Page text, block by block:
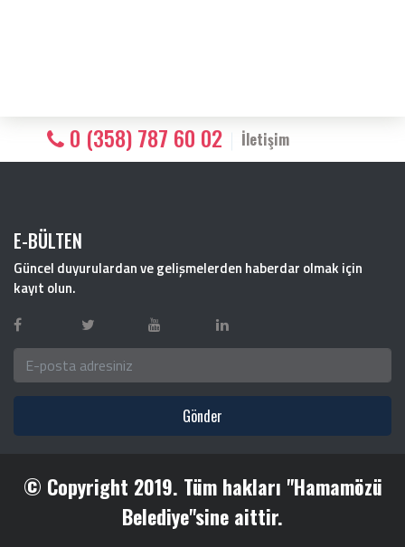
0 (358) 787 60 02 İletişim
E-BÜLTEN
Güncel duyurulardan ve gelişmelerden haberdar olmak için
kayıt olun.
Gönder
© Copyright 2019. Tüm hakları "Hamamözü
Belediye"sine aittir.